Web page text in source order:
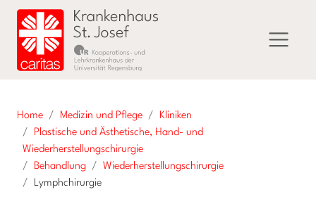
Home Medizin und Pflege
Kliniken
Plastische und Ästhetische, Hand- und
Wiederherstellungschirurgie
Behandlung
Wiederherstellungschirurgie
Lymphchirurgie